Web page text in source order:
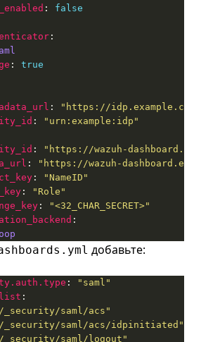
: false
: true
:
"https://idp.example.com/
:
"urn:example:idp"
:
"https://wazuh-
:
"https://wazuh-
:
"NameID"
:
"Role"
:
"<32_CHAR_SECRET>"
добавьте:
:
"saml"
saml/acs"
_security/saml/acs/idpinitiated"
_security/saml/logout"